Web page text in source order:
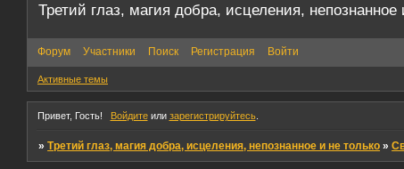
Третий глаз, магия добра, исцеления, непознанное
Форум Участники Поиск Регистрация Войти
Активные темы
Привет, Гость! Войдитеили зарегистрируйтесь.
»Третий глаз, магия добра, исцеления, непознанное и не только »